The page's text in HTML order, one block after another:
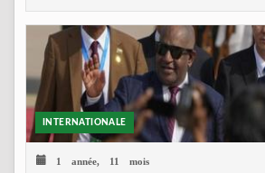
INTERNATIONALE
1 année, 11 mois